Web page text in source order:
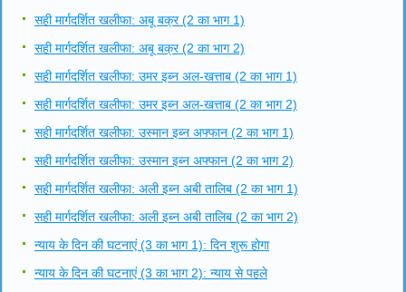
सही मार्गदर्शित खलीफा: अबू बक्र (2 का भाग 1)
सही मार्गदर्शित खलीफा: अबू बक्र (2 का भाग 2)
सही मार्गदर्शित खलीफा: उमर इब्न अल-खत्ताब (2 का भाग 1)
सही मार्गदर्शित खलीफा: उमर इब्न अल-खत्ताब (2 का भाग 2)
सही मार्गदर्शित खलीफा: उस्मान इब्न अफ्फान (2 का भाग 1)
सही मार्गदर्शित खलीफा: उस्मान इब्न अफ्फान (2 का भाग 2)
सही मार्गदर्शित खलीफा: अली इब्न अबी तालिब (2 का भाग 1)
सही मार्गदर्शित खलीफा: अली इब्न अबी तालिब (2 का भाग 2)
न्याय के दिन की घटनाएं (3 का भाग 1): दिन शुरू होगा
न्याय के दिन की घटनाएं (3 का भाग 2): न्याय से पहले